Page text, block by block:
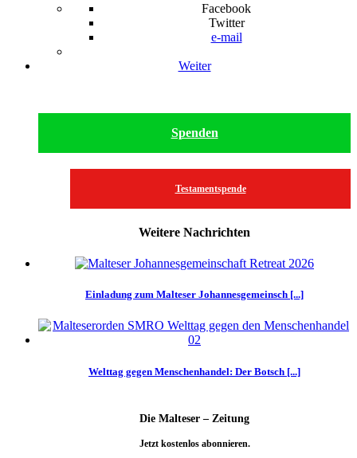
Facebook
Twitter
e-mail
Weiter
Spenden
Testamentspende
Weitere Nachrichten
Einladung zum Malteser Johannesgemeinsch [...]
Welttag gegen Menschenhandel: Der Botsch [...]
Die Malteser – Zeitung
Jetzt kostenlos abonnieren.